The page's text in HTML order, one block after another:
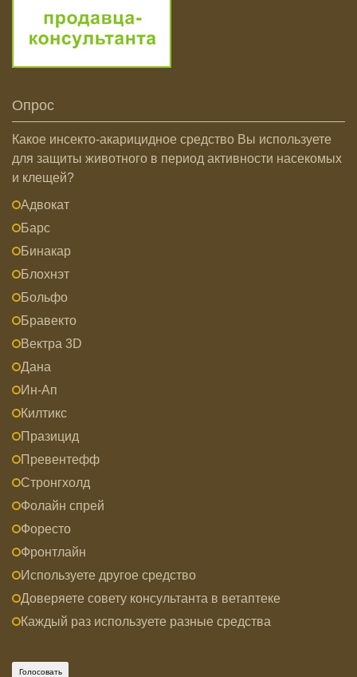
Опрос
Какое инсекто-акарицидное средство Вы используете
для защиты животного в период активности насекомых
и клещей?
Адвокат
Барс
Бинакар
Блохнэт
Больфо
Бравекто
Вектра 3D
Дана
Ин-Ап
Килтикс
Празицид
Превентефф
Стронгхолд
Фолайн спрей
Форесто
Фронтлайн
Используете другое средство
Доверяете совету консультанта в ветаптеке
Каждый раз используете разные средства